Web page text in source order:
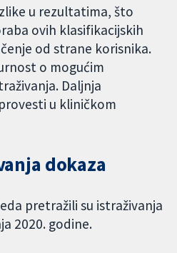
u rezultatima, što
ovih klasifikacijskih
od strane korisnika.
o mogućim
Daljnja
u kliničkom
dokaza
pretražili su istraživanja
2020. godine.